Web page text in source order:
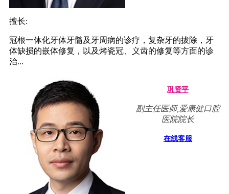
擅长:
冠根一体化牙体牙髓及牙周病的诊疗，复杂牙的拔除，牙
体缺损的嵌体修复，以及烤瓷冠、义齿的修复等方面的诊
治...
巩贤平
副主任医师,爱康健口腔
医院院长
在线客服